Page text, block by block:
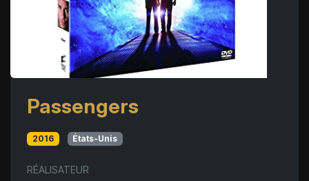
Passengers
2016 États-Unis
RÉALISATEUR